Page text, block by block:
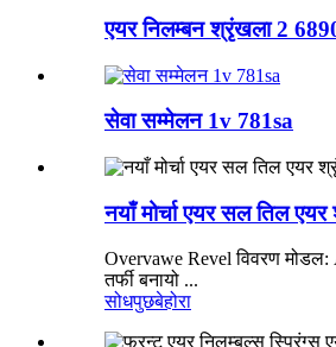
एयर निलम्बन श्रृंखला 2
सेवा सम्मेलन 1v 781sa
नयाँ मोर्चा एयर सल तिल
Overvawe Revel विवरण
तर्फी बनायो ...
सोधपुछबेहोरा